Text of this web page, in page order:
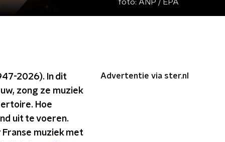
foto: ANP / EPA
2026). In dit
zong ze muziek
Hoe
uit te voeren.
muziek met
Advertentie via ster.nl